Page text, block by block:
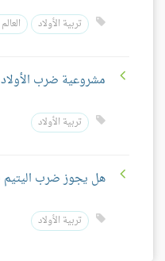
تربية الأولاد
مشروعية ضرب الأولاد
تربية الأولاد
هل يجوز ضرب اليتيم
تربية الأولاد